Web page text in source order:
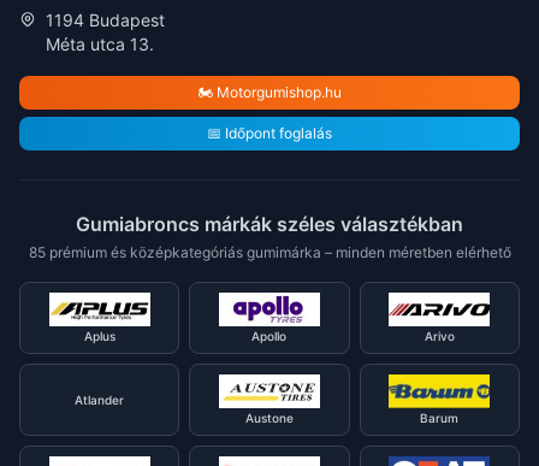
1194 Budapest
Méta utca 13.
🏍️ Motorgumishop.hu
📅 Időpont foglalás
Gumiabroncs márkák széles választékban
85 prémium és középkategóriás gumimárka – minden méretben elérhető
Aplus Apollo Arivo
Atlander
Austone
Barum